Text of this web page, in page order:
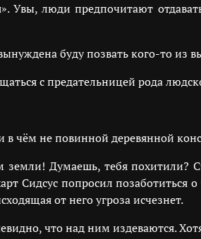
Увы, люди предпочитают
буду позвать кого-то из
с предательницей рода
чём не повинной деревянной
Думаешь, тебя похитили?
Сидсус попросил
от него угроза исчезнет.
что над ним издеваются.